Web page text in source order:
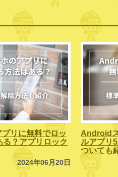
リに無料でロッ
？アプリロック
2024年06月20日
Android
ルアプリ
ついても